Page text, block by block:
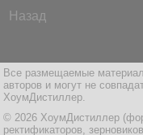
Назад
Все размещаемые
авторов и могут не
ХоумДистиллер.
© 2026 ХоумДистиллер
ректификаторов,